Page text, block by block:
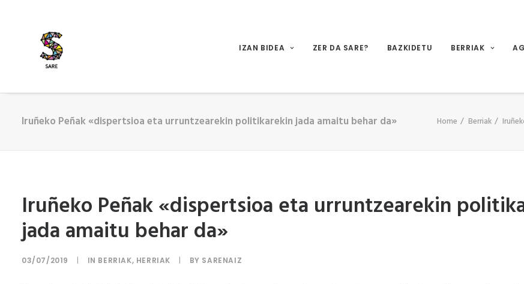
IZAN BIDEA ZER DA SARE? BAZKIDETU BERRIAK
Iruñeko Peñak «dispertsioa eta urruntzearekin politikarekin jada amaitu behar da» Home Berriak
Iruñeko Peñak «dispertsioa eta urruntzearekin
jada amaitu behar da»
03/07/2019 | IN BERRIAK, HERRIAK | BY SARENAIZ